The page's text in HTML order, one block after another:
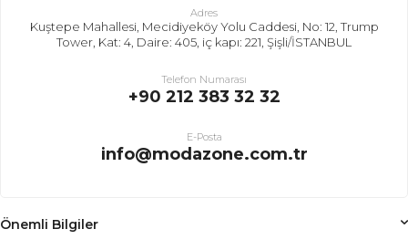
Adres
Kuştepe Mahallesi, Mecidiyeköy Yolu Caddesi, No: 12, Trump
Tower, Kat: 4, Daire: 405, iç kapı: 221, Şişli/İSTANBUL
Telefon Numarası
+90 212 383 32 32
E-Posta
info@modazone.com.tr
Önemli Bilgiler